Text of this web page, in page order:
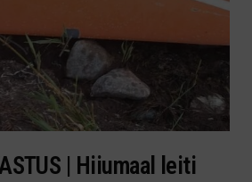
| Hiiumaal leiti